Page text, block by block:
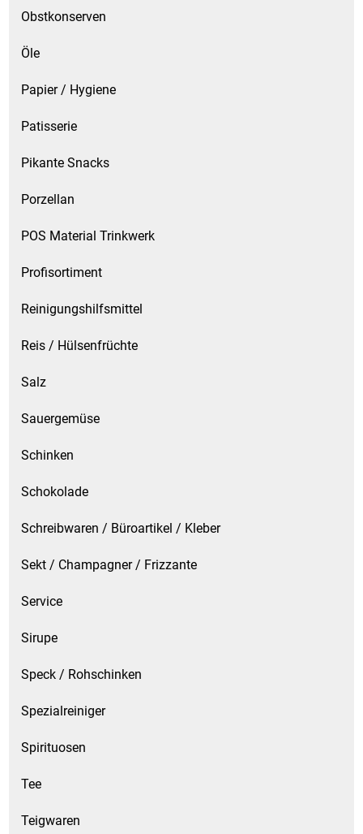
Obstkonserven
Öle
Papier / Hygiene
Patisserie
Pikante Snacks
Porzellan
POS Material Trinkwerk
Profisortiment
Reinigungshilfsmittel
Reis / Hülsenfrüchte
Salz
Sauergemüse
Schinken
Schokolade
Schreibwaren / Büroartikel / Kleber
Sekt / Champagner / Frizzante
Service
Sirupe
Speck / Rohschinken
Spezialreiniger
Spirituosen
Tee
Teigwaren